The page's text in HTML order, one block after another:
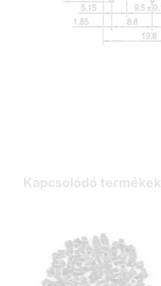
Kapcsolódó termékek